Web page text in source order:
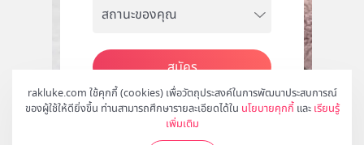
rakluke.com ใช้คุกกี้ (cookies) เพื่อวัตถุประสงค์ในการพัฒนาประสบการณ์
ของผู้ใช้ให้ดียิ่งขึ้น ท่านสามารถศึกษารายละเอียดได้ใน นโยบายคุกกี้ และ เรียนรู้
เพิ่มเติม
สมัคร